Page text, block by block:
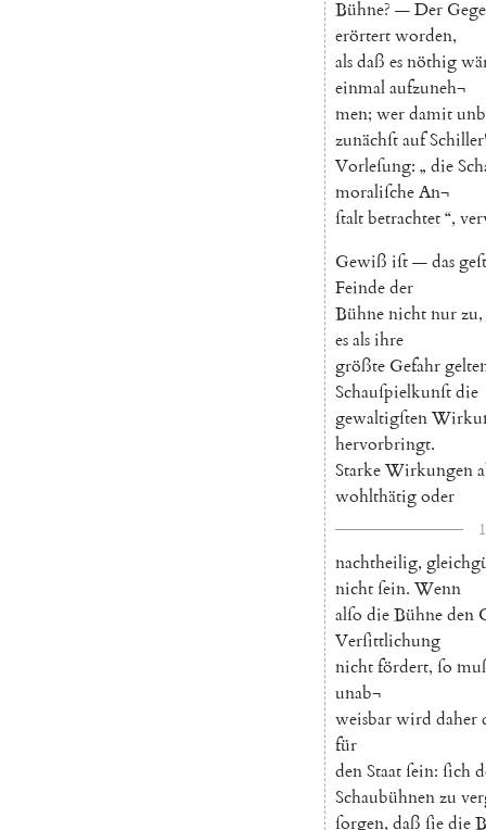
Bühne? —Der
erörtertworden,
alsdaß esnöthig
einmalaufzuneh¬
men; werdamit
zunächſtauf
Vorleſung: „ die
moraliſcheAn¬
ſtaltbetrachtet“,
Gewiß iſt—das
Feindeder
Bühnenichtnurzu,
esalsihre
größte Gefahr
Schauſpielkunſtdie
gewaltigſten
hervorbringt.
StarkeWirkungen
wohlthätigoder
nachtheilig,
nichtſein. Wenn
alſo dieBühneden
Verſittlichung
nichtfördert, ſo
unab¬
weisbarwird daher
für
denStaatſein: ſich
Schaubühnenzu
ſorgen, daß ſiedie